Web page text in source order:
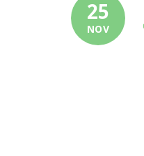
25
NOV